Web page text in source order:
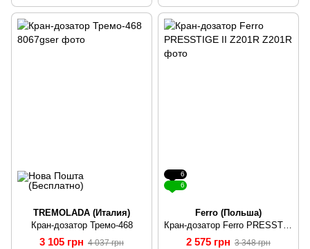
TREMOLADA (Италия)
Кран-дозатор Тремо-468
3 105 грн 4 037 грн
6
6
Ferro (Польша)
2 575 грн 3 348 грн